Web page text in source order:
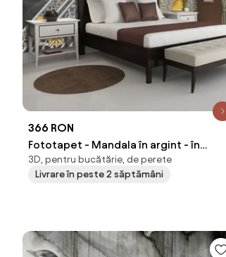
366 RON
Fototapet - Mandala în argint - în
diagonala (254x184 cm)
3D, pentru bucătărie, de perete
Livrare în peste 2 săptămâni